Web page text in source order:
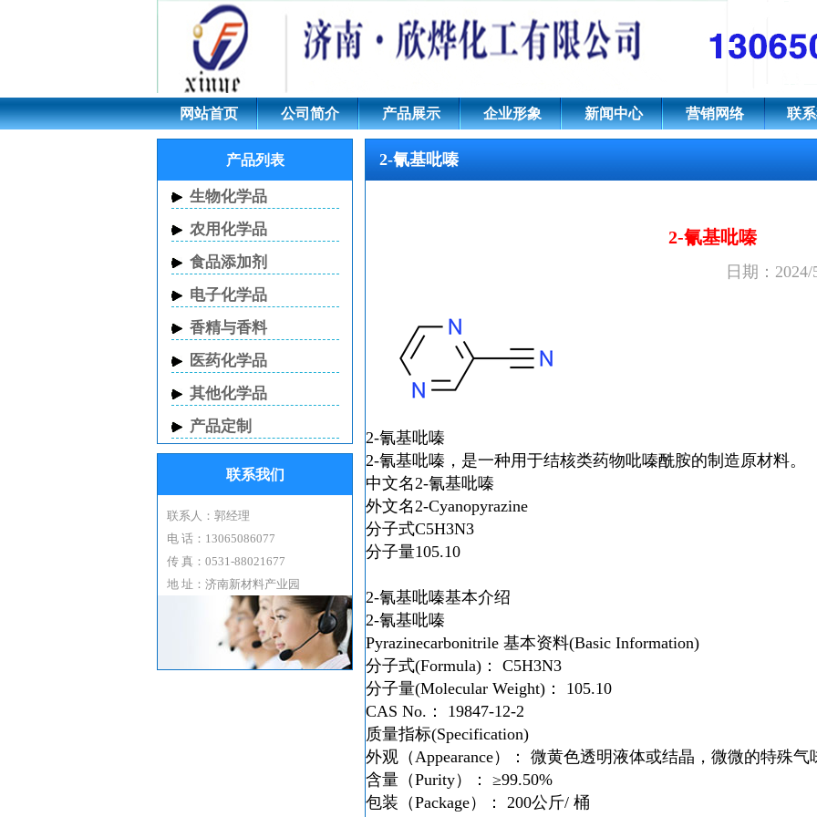
2-氰基吡嗪 CAS 19847-12-2
网站首页 公司简介 产品展示 企业形象 新闻中心 营销网络 联
2-氰基吡嗪
2-氰基吡嗪
日期：
2-氰基吡嗪
2-氰基吡嗪 ，是一种用于结核类药物吡嗪酰胺的制造原材料。
中文名2-氰基吡嗪
外文名2-Cyanopyrazine
分子式C5H3N3
分子量105.10
2-氰基吡嗪基本介绍
2-氰基吡嗪
Pyrazinecarbonitrile 基本资料(Basic Information)
分子式(Formula)： C5H3N3
分子量(Molecular Weight)： 105.10
CAS No.： 19847-12-2
质量指标(Specification)
外观（Appearance）： 微黄色透明液体或结晶，微微的特殊气
含量（Purity）： ≥99.50%
包装（Package）： 200公斤/ 桶
产品列表
生物化学品
农用化学品
食品添加剂
电子化学品
香精与香料
医药化学品
其他化学品
产品定制
联系我们
联系人：郭经理
电 话：13065086077
传 真：0531-88021677
地 址：济南新材料产业园